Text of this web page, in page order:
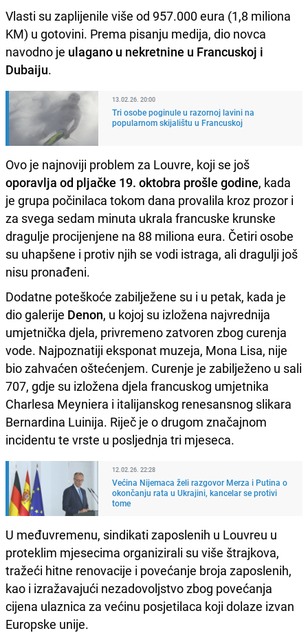
Vlasti su zaplijenile više od 957.000 eura (1,8 miliona
KM) u gotovini. Prema pisanju medija, dio novca
navodno je ulagano u nekretnine u Francuskoj i
Dubaiju.
13.02.26. 20:00
Tri osobe poginule u razornoj lavini na
popularnom skijalištu u Francuskoj
Ovo je najnoviji problem za Louvre, koji se još
oporavlja od pljačke 19. oktobra prošle godine, kada
je grupa počinilaca tokom dana provalila kroz prozor i
za svega sedam minuta ukrala francuske krunske
dragulje procijenjene na 88 miliona eura. Četiri osobe
su uhapšene i protiv njih se vodi istraga, ali dragulji još
nisu pronađeni.
Dodatne poteškoće zabilježene su i u petak, kada je
dio galerije Denon, u kojoj su izložena najvrednija
umjetnička djela, privremeno zatvoren zbog curenja
vode. Najpoznatiji eksponat muzeja, Mona Lisa, nije
bio zahvaćen oštećenjem. Curenje je zabilježeno u sali
707, gdje su izložena djela francuskog umjetnika
Charlesa Meyniera i italijanskog renesansnog slikara
Bernardina Luinija. Riječ je o drugom značajnom
incidentu te vrste u posljednja tri mjeseca.
12.02.26. 22:28
Većina Nijemaca želi razgovor Merza i Putina o
okončanju rata u Ukrajini, kancelar se protivi
tome
U međuvremenu, sindikati zaposlenih u Louvreu u
proteklim mjesecima organizirali su više štrajkova,
tražeći hitne renovacije i povećanje broja zaposlenih,
kao i izražavajući nezadovoljstvo zbog povećanja
cijena ulaznica za većinu posjetilaca koji dolaze izvan
Europske unije.